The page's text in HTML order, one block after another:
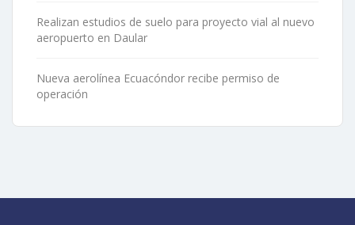
Realizan estudios de suelo para proyecto vial al nuevo
aeropuerto en Daular
Nueva aerolínea Ecuacóndor recibe permiso de
operación